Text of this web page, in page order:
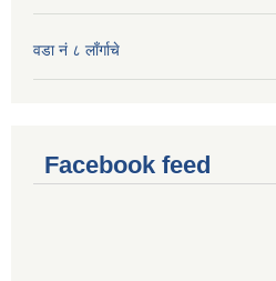
वडा नं ८ लाँर्गाचे
Facebook feed